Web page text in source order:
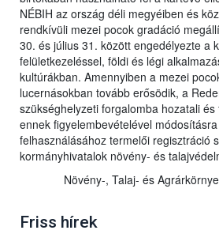
NÉBIH az ország déli megyéiben és
rendkívüli mezei pocok gradáció
30. és július 31. között engedélyezte a
felületkezeléssel, földi és légi
kultúrákban. Amennyiben a mezei
lucernásokban tovább erősödik, a
szükséghelyzeti forgalomba hozatali
ennek figyelembevételével
felhasználásához termelői regisztráció
kormányhivatalok növény- és
Növény-, Talaj- és
Friss hírek